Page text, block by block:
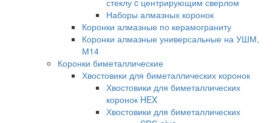
стеклу c центрирующим сверлом
Наборы алмазных коронок
Коронки алмазные по керамограниту
Коронки алмазные универсальные на УШМ,
М14
Коронки биметаллические
Хвостовики для биметаллических коронок
Хвостовики для биметаллических
коронок HEX
Хвостовики для биметаллических